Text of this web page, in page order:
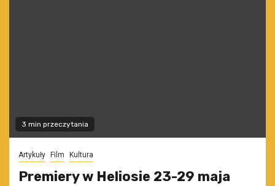
3 min przeczytania
Artykuły Film Kultura
Premiery w Heliosie 23-29 maja